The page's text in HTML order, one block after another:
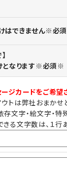
はできません※必
となります※必須※
ージカードをご希望
ウトは弊社おまかせ
存文字・絵文字・特
きる文字数は、１行